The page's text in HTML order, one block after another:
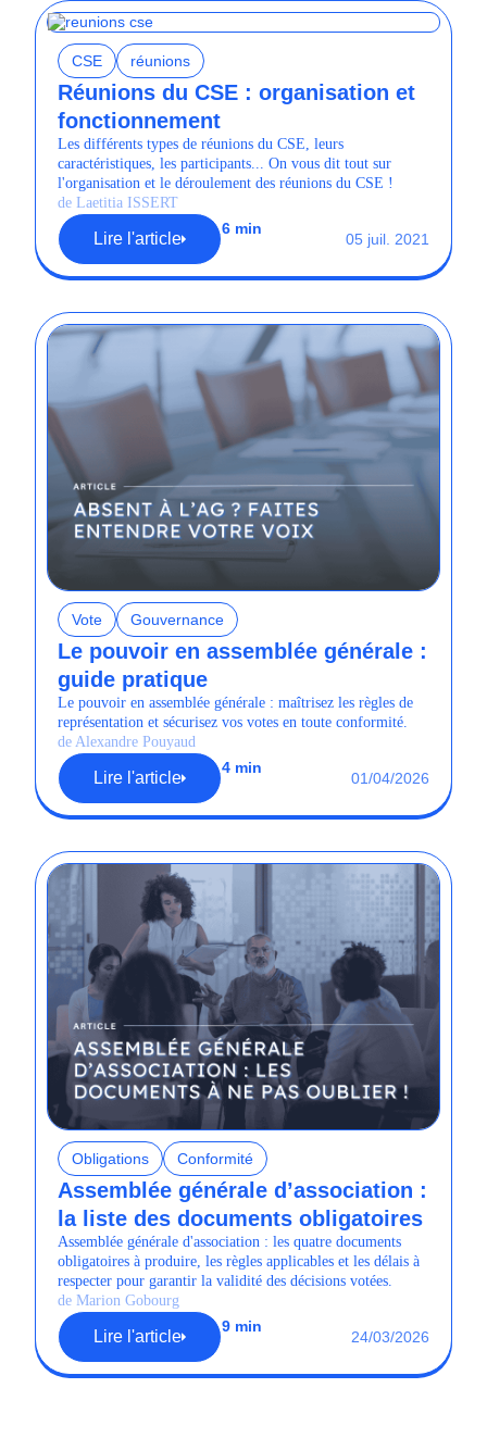
CSE réunions
Réunions du CSE : organisation et
fonctionnement
Les différents types de réunions du CSE, leurs
caractéristiques, les participants... On vous dit tout sur
l'organisation et le déroulement des réunions du CSE !
de Laetitia ISSERT
Lire l'article
6 min
05 juil. 2021
Vote Gouvernance
Le pouvoir en assemblée générale :
guide pratique
Le pouvoir en assemblée générale : maîtrisez les règles de
représentation et sécurisez vos votes en toute conformité.
de Alexandre Pouyaud
Lire l'article
4 min
01/04/2026
Obligations Conformité
Assemblée générale d’association :
la liste des documents obligatoires
Assemblée générale d'association : les quatre documents
obligatoires à produire, les règles applicables et les délais à
respecter pour garantir la validité des décisions votées.
de Marion Gobourg
Lire l'article
9 min
24/03/2026